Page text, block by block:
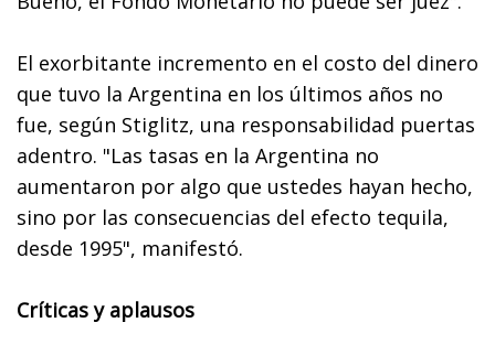
El exorbitante incremento en el costo del dinero
que tuvo la Argentina en los últimos años no
fue, según Stiglitz, una responsabilidad puertas
adentro. "Las tasas en la Argentina no
aumentaron por algo que ustedes hayan hecho,
sino por las consecuencias del efecto tequila,
desde 1995", manifestó.
Críticas y aplausos